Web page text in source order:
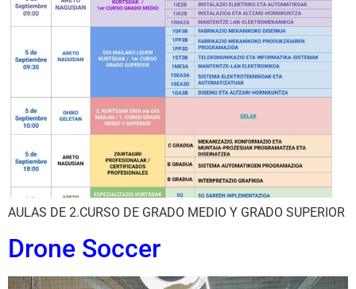
AULAS DE 2.CURSO DE GRADO MEDIO Y GRADO SUPERIOR
Drone Soccer